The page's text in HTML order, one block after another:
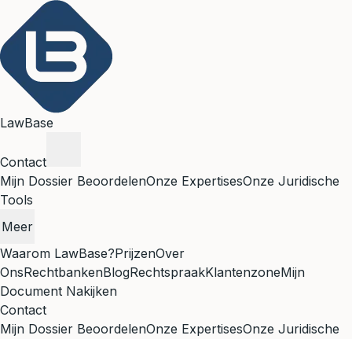
LawBase
Contact
Mijn Dossier BeoordelenOnze ExpertisesOnze Juridische
Tools
Meer
Waarom LawBase?PrijzenOver
OnsRechtbankenBlogRechtspraakKlantenzoneMijn
Document Nakijken
Contact
Mijn Dossier BeoordelenOnze ExpertisesOnze Juridische